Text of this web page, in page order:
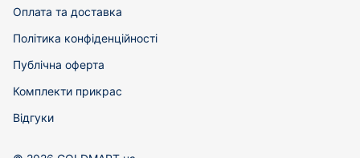
Оплата та доставка
Політика конфіденційності
Публічна оферта
Комплекти прикрас
Відгуки